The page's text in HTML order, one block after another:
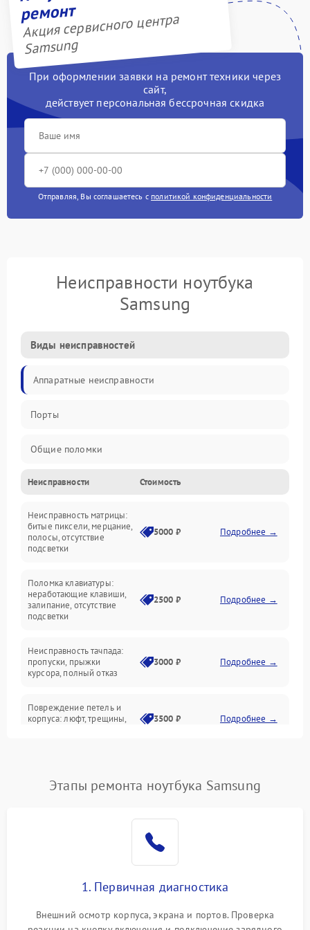
ремонт
Акция сервисного центра
Samsung
При оформлении заявки на ремонт техники через
сайт,
действует персональная бессрочная скидка
Отправляя, Вы соглашаетесь с политикой конфиденциальности
Неисправности ноутбука
Samsung
Виды неисправностей
Аппаратные неисправности
Порты
Общие поломки
Устройства
Программные ошибки
Электрические и системные сбои
Интерфейсные проблемы
Батарея
Сеть и интернет
Неисправности Стоимость
Неисправность матрицы:
битые пиксели, мерцание,
полосы, отсутствие
подсветки
5000 ₽ Подробнее →
Поломка клавиатуры:
неработающие клавиши,
залипание, отсутствие
подсветки
2500 ₽ Подробнее →
Неисправность тачпада:
пропуски, прыжки
курсора, полный отказ
3000 ₽ Подробнее →
Повреждение петель и
корпуса: люфт, трещины,
3500 ₽ Подробнее →
невозможность зарядки,
2500 ₽ Подробнее →
2000 ₽
Перегрев из‑за пыли,
неисправности кулера
Этапы ремонта ноутбука Samsung
1. Первичная диагностика
Внешний осмотр корпуса, экрана и портов. Проверка